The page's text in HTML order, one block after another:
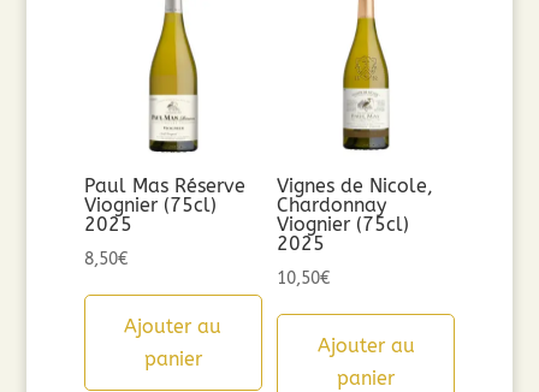
Paul Mas Réserve
Viognier (75cl)
2025
8,50€
Ajouter au
panier
Vignes de Nicole,
Chardonnay
Viognier (75cl)
2025
10,50€
Ajouter au
panier